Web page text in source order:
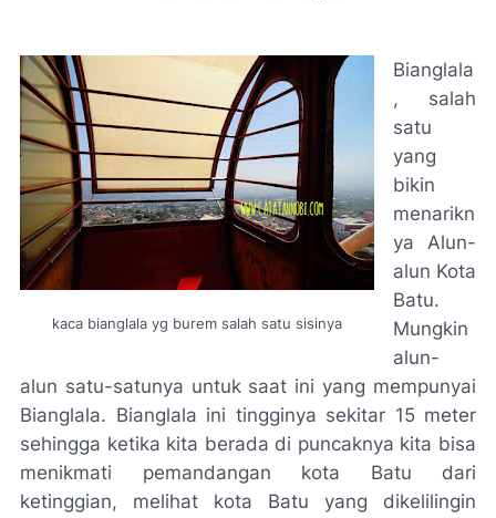
kaca bianglala yg burem salah satu sisinya
Bianglala
, salah
satu
yang
bikin
menarikn
ya Alun-
alun Kota
Batu.
Mungkin
alun-
alun satu-satunya untuk saat ini yang mempunyai
Bianglala. Bianglala ini tingginya sekitar 15 meter
sehingga ketika kita berada di puncaknya kita bisa
menikmati pemandangan kota Batu dari
ketinggian, melihat kota Batu yang dikelilingin